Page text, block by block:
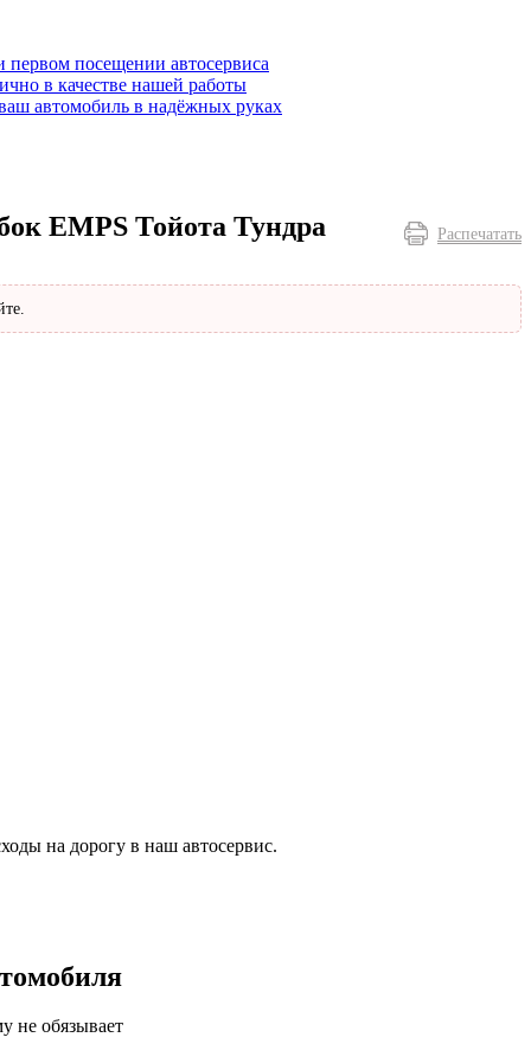
первом посещении автосервиса
в качестве нашей работы
автомобиль в надёжных руках
Распечатать
EMPS Тойота Тундра
на дорогу в наш автосервис.
не обязывает